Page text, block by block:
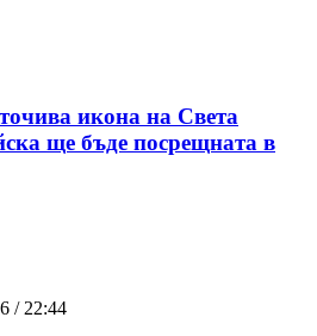
икона на Света
ще бъде посрещната в
/ 22:44